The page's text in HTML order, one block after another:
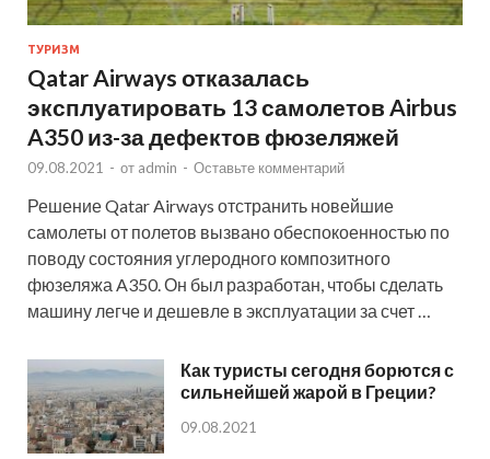
ТУРИЗМ
Qatar Airways отказалась
эксплуатировать 13 самолетов Airbus
A350 из-за дефектов фюзеляжей
09.08.2021 - от admin - Оставьте комментарий
Решение Qatar Airways отстранить новейшие
самолеты от полетов вызвано обеспокоенностью по
поводу состояния углеродного композитного
фюзеляжа A350. Он был разработан, чтобы сделать
машину легче и дешевле в эксплуатации за счет …
Как туристы сегодня борются с
сильнейшей жарой в Греции?
09.08.2021